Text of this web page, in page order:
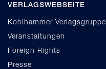
VERLAGSWEBSEITE
Kohlhammer Verlagsgruppe
Veranstaltungen
Foreign Rights
Presse